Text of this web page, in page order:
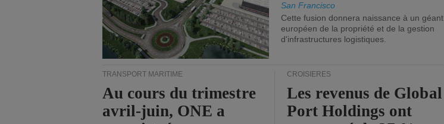
San Francisco
Cette fusion donnera naissance à un géant
européen de la propriété et de la gestion
d'infrastructures logistiques.
TRANSPORT MARITIME
Au cours du trimestre
avril-juin, ONE a
CROISIÈRES
Les revenus de Global
Port Holdings ont